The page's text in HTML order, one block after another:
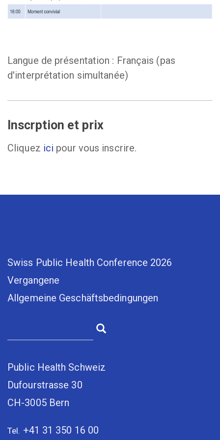
Langue de présentation : Français (pas
d'interprétation simultanée)
Inscrption et prix
Cliquez ici pour vous inscrire.
Swiss Public Health Conference 2026
Vergangene
Allgemeine Geschäftsbedingungen
Public Health Schweiz
Dufourstrasse 30
CH-3005 Bern
Tel. +41 31 350 16 00